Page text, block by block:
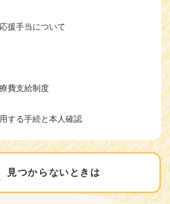
援手当について
費支給制度
する手続と本人確認
見つからないときは